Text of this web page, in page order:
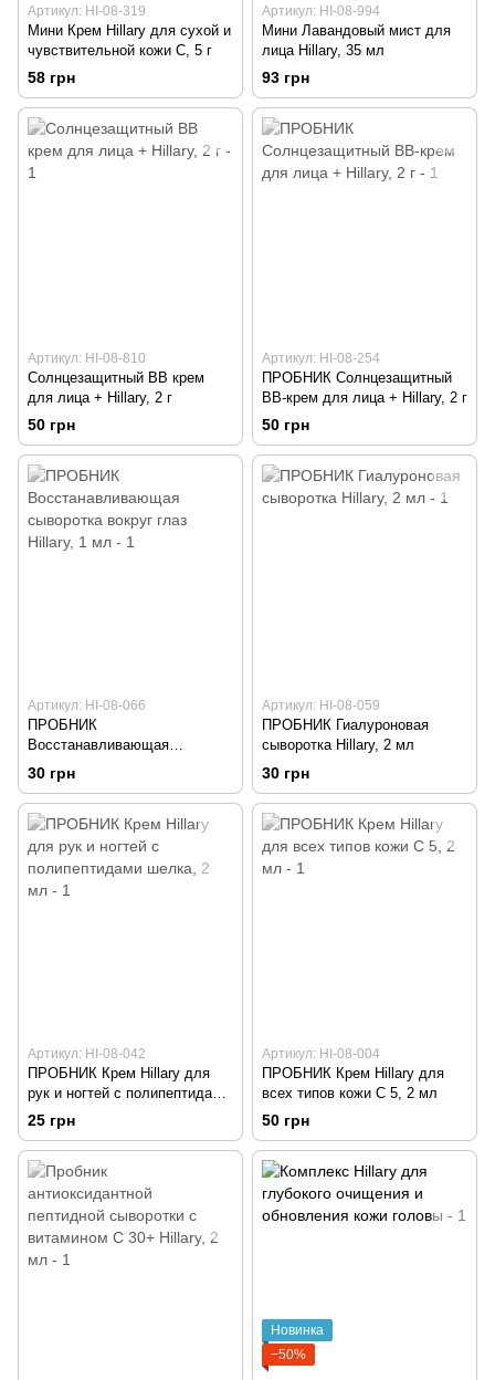
Артикул: HI-08-319
Мини Крем Hillary для сухой и
чувствительной кожи С, 5 г
58 грн
Артикул: HI-08-994
Мини Лавандовый мист для
лица Hillary, 35 мл
93 грн
Артикул: HI-08-810
Солнцезащитный BB крем
для лица + Hillary, 2 г
50 грн
Артикул: HI-08-254
ПРОБНИК Солнцезащитный
BB-крем для лица + Hillary, 2 г
50 грн
Артикул: HI-08-066
ПРОБНИК
Восстанавливающая
сыворотка вокруг глаз Hillary,
1 мл
30 грн
Артикул: HI-08-059
ПРОБНИК Гиалуроновая
сыворотка Hillary, 2 мл
30 грн
Артикул: HI-08-042
ПРОБНИК Крем Hillary для
рук и ногтей с полипептидами
шелка, 2 мл
25 грн
Артикул: HI-08-004
ПРОБНИК Крем Hillary для
всех типов кожи С 5, 2 мл
50 грн
Новинка
−50%